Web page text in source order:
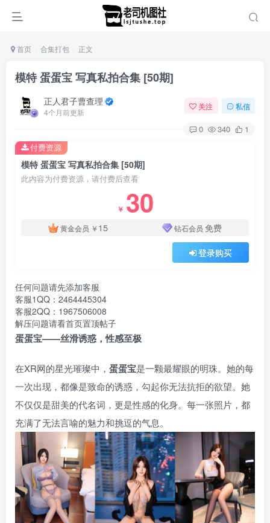
首页 合集打包 正文
模特 蛋蛋宝 写真私拍合集 [50期]
正人君子曹查理
4个月前更新
关注 私信
0 340 1
模特 蛋蛋宝 写真私拍合集 [50期]
此内容为付费资源，请付费后查看
￥ 30
黄金会员 ￥ 15 钻石会员 免费
登录购买
付费资源
任何问题请先添加客服
客服1QQ：2464445304
客服2QQ：1967506008
解压问题请看首页置顶帖子
蛋蛋宝——丝滑诱惑，性感至极
在XR网的星光璀璨中， 蛋蛋宝是一颗最耀眼的明珠。她的每
一次出现，都像是致命的诱惑，勾起你无法抗拒的欲望。她
不仅仅是甜美的代名词，更是性感的化身。每一张照片，都
充满了无法言喻的魅力和挑逗的气息。